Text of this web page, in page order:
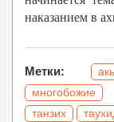
наказанием в
Метки:
многобожие
танзих